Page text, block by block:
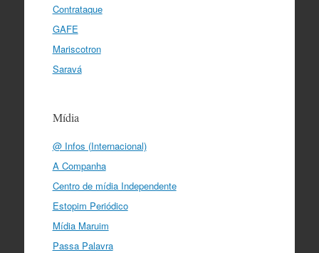
Contrataque
GAFE
Mariscotron
Saravá
Mídia
@ Infos (Internacional)
A Companha
Centro de mídia Independente
Estopim Periódico
Mídia Maruim
Passa Palavra